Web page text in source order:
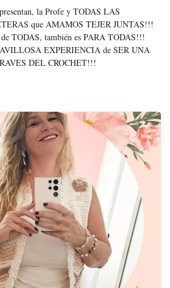
la Profe y TODAS LAS
que AMAMOS TEJER JUNTAS!!!
TODAS, también es PARA TODAS!!!
EXPERIENCIA de SER UNA
DEL CROCHET!!!